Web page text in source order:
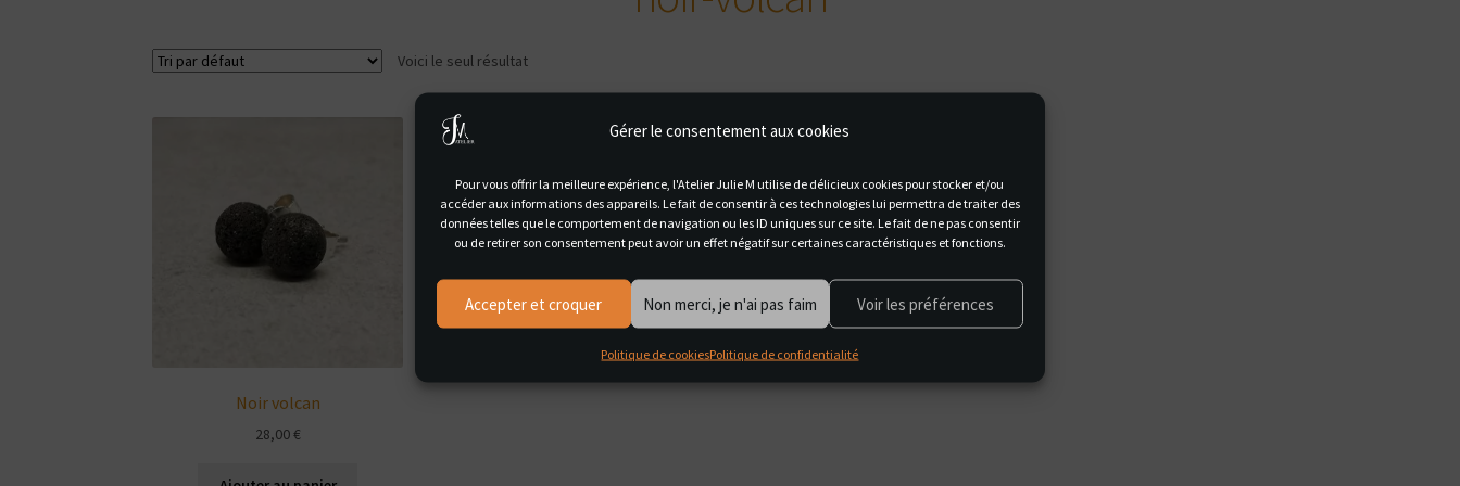
Gérer le consentement aux cookies
Pour vous offrir la meilleure expérience, l'Atelier Julie M utilise de délicieux cookies pour stocker et/ou
accéder aux informations des appareils. Le fait de consentir à ces technologies lui permettra de traiter des
données telles que le comportement de navigation ou les ID uniques sur ce site. Le fait de ne pas consentir
ou de retirer son consentement peut avoir un effet négatif sur certaines caractéristiques et fonctions.
Accepter et croquer Non merci, je n'ai pas faim Voir les préférences
Politique de cookiesPolitique de confidentialité
Voici le seul résultat
Noir volcan
28,00€